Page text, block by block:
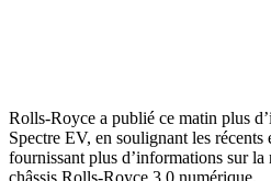
Rolls-Royce a publié ce matin plus
Spectre EV, en soulignant les récents
fournissant plus d’informations sur
châssis Rolls-Royce 3.0 numérique.